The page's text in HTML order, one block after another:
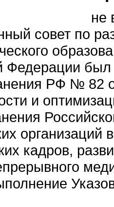
не
совет по
Федерации
РФ № 82
и
кадров,